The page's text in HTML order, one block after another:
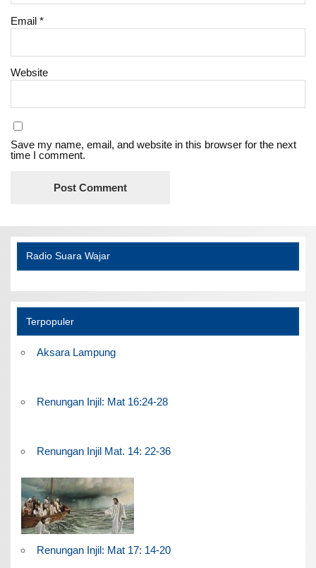
Email*
Website
Save my name, email, and website in this browser for the next
time I comment.
Radio Suara Wajar
Terpopuler
Aksara Lampung
Renungan Injil: Mat 16:24-28
Renungan Injil Mat. 14: 22-36
Renungan Injil: Mat 17: 14-20